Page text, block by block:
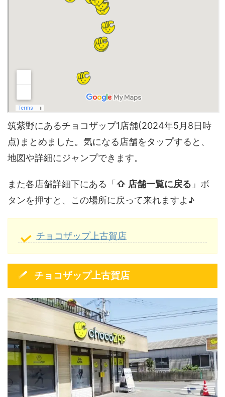
筑紫野にあるチョコザップ1店舗(2024年5月8日時
点)まとめました。気になる店舗をタップすると、
地図や詳細にジャンプできます。
また各店舗詳細下にある「⇧ 店舗一覧に戻る 」ボ
タンを押すと、この場所に戻って来れますよ♪
チョコザップ上古賀店
チョコザップ上古賀店